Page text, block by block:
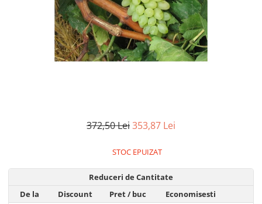
372,50 Lei353,87 Lei
STOC EPUIZAT
Reduceri de Cantitate
De la
Discount Pret/ buc
Economisesti